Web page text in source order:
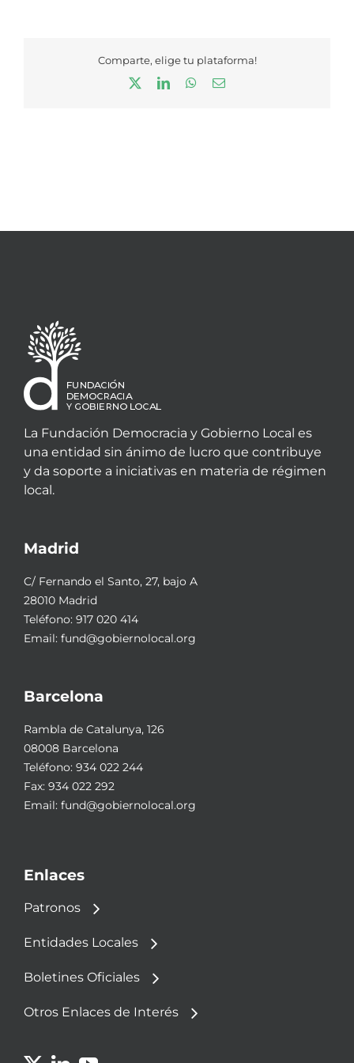
Comparte, elige tu plataforma!
LinkedInWhatsApp
Correo
La Fundación Democracia y Gobierno Local es
una entidad sin ánimo de lucro que contribuye
y da soporte a iniciativas en materia de régimen
local.
Madrid
C/ Fernando el Santo, 27, bajo A
28010 Madrid
Teléfono: 917 020 414
Email: fund@gobiernolocal.org
Barcelona
Rambla de Catalunya, 126
08008 Barcelona
Teléfono: 934 022 244
Fax: 934 022 292
Email: fund@gobiernolocal.org
Enlaces
Patronos
Entidades Locales
Boletines Oficiales
Otros Enlaces de Interés